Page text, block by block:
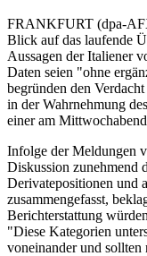
FRANKFURT (dpa-
Blick auf das laufende
Aussagen der Italiener
Daten seien "ohne
begründen den
in der Wahrnehmung
einer am
Infolge der Meldungen
Diskussion zunehmend
Derivatepositionen und
zusammengefasst,
Berichterstattung
"Diese Kategorien
voneinander und